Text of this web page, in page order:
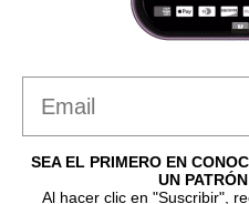
SEA EL PRIMERO EN
UN
Al hacer clic en "Suscribir",